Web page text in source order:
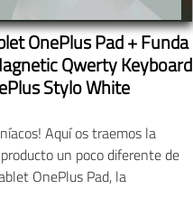
OnePlus Pad + Funda
Qwerty Keyboard
Stylo White
Aquí os traemos la
un poco diferente de
OnePlus Pad, la